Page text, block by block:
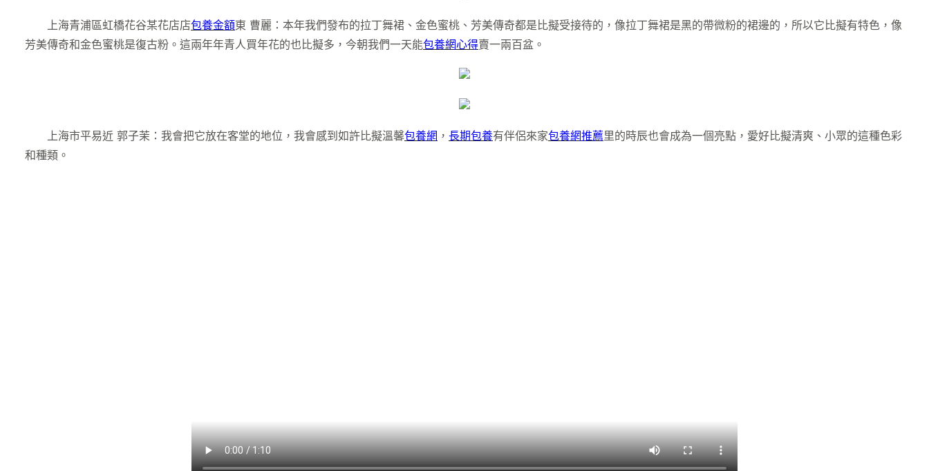
上海青浦區虹橋花谷某花店店包養金額東 曹麗：本年我們發布的拉丁舞裙、金色蜜桃、芳美傳奇都是比擬受接待的，像拉丁舞裙是黑的帶微粉的裙邊的，所以它比擬有特色，像
芳美傳奇和金色蜜桃是復古粉。這兩年年青人買年花的也比擬多，今朝我們一天能包養網心得賣一兩百盆。
上海市平易近 郭子茉：我會把它放在客堂的地位，我會感到如許比擬溫馨包養網 ， 長期包養有伴侶來家包養網推薦里的時辰也會成為一個亮點，愛好比擬清爽、小眾的這種色彩
和種類。